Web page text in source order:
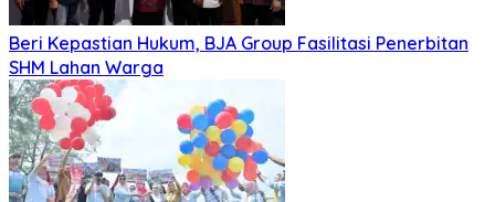
Beri Kepastian Hukum, BJA Group Fasilitasi Penerbitan
SHM Lahan Warga